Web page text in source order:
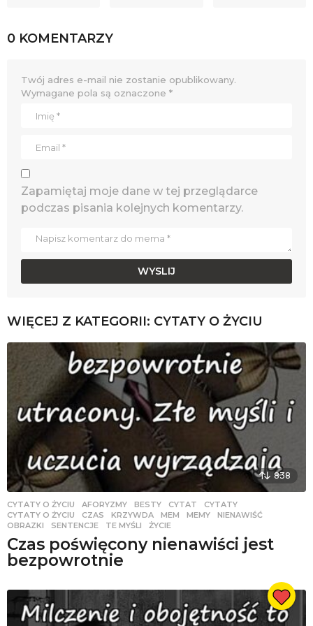
0 KOMENTARZY
Twój adres e-mail nie zostanie opublikowany.
Wymagane pola są oznaczone *
Zapamiętaj moje dane w tej przeglądarce
podczas pisania kolejnych komentarzy.
WIĘCEJ Z KATEGORII: CYTATY O ŻYCIU
838
CYTATY O ŻYCIU AFORYZMY ,BESTY ,CYTAT ,CYTATY
CYTATY O ŻYCIU
,CZAS ,KRZYWDA ,MEM ,MEMY ,NIENAWIŚĆ
OBRAZKI
,SENTENCJE ,TE MYŚLI ,ŻYCIE
Czas poświęcony nienawiści jest
bezpowrotnie